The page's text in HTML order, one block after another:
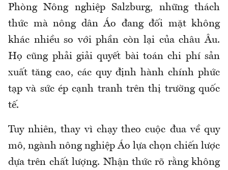
Phòng Nông nghiệp Salzburg, những thách
thức mà nông dân Áo đang đối mặt không
khác nhiều so với phần còn lại của châu Âu.
Họ cũng phải giải quyết bài toán chi phí sản
xuất tăng cao, các quy định hành chính phức
tạp và sức ép cạnh tranh trên thị trường quốc
tế.
Tuy nhiên, thay vì chạy theo cuộc đua về quy
mô, ngành nông nghiệp Áo lựa chọn chiến lược
dựa trên chất lượng. Nhận thức rõ rằng không